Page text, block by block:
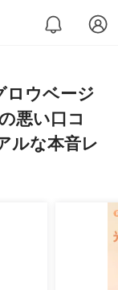
ウベージ
悪い口コ
ルな本音レ